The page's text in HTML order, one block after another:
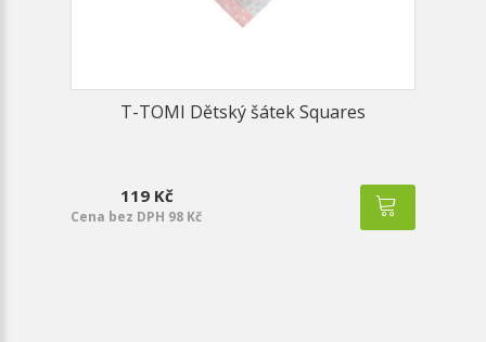
T-TOMI Dětský šátek Squares
119 Kč
Cena bez DPH 98 Kč